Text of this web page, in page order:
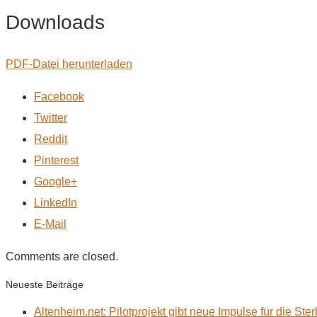
Downloads
PDF-Datei herunterladen
Facebook
Twitter
Reddit
Pinterest
Google+
LinkedIn
E-Mail
Comments are closed.
Neueste Beiträge
Altenheim.net: Pilotprojekt gibt neue Impulse für die